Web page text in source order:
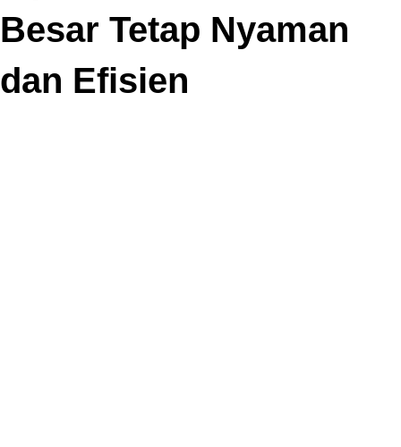
Besar Tetap Nyaman
dan Efisien